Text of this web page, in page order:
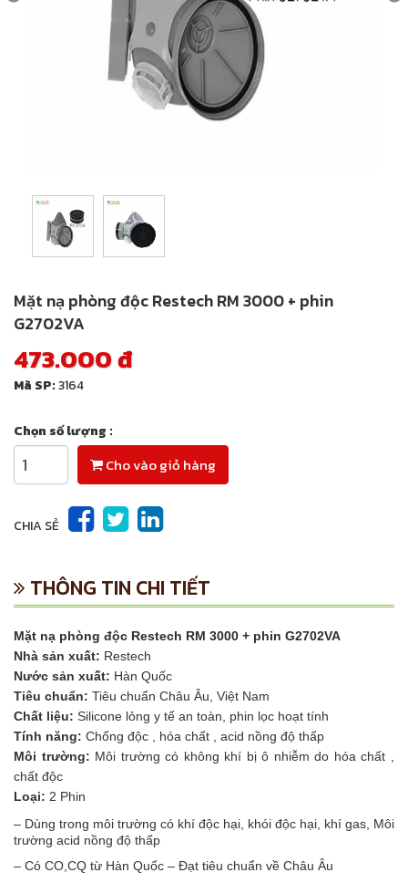
Mặt nạ phòng độc Restech RM 3000 + phin
G2702VA
473.000 đ
Mã SP:3164
Chọn số lượng :
Cho vào giỏ hàng
CHIA SẺ
THÔNG TIN CHI TIẾT
Mặt nạ phòng độc Restech RM 3000 + phin G2702VA
Nhà sản xuất: Restech
Nước sản xuất: Hàn Quốc
Tiêu chuẩn: Tiêu chuẩn Châu Âu, Việt Nam
Chất liệu: Silicone lỏng y tế an toàn, phin lọc hoạt tính
Tính năng: Chống độc , hóa chất , acid nồng độ thấp
Môi trường: Môi trường có không khí bị ô nhiễm do hóa chất ,
chất độc
Loại: 2 Phin
– Dùng trong môi trường có khí độc hại, khói độc hại, khí gas, Môi
trường acid nồng độ thấp
– Có CO,CQ từ Hàn Quốc – Đạt tiêu chuẩn về Châu Âu